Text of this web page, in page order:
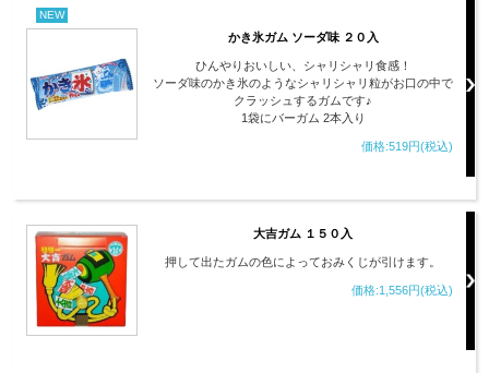
NEW
かき氷ガム ソーダ味 ２０入
ひんやりおいしい、シャリシャリ食感！
ソーダ味のかき氷のようなシャリシャリ粒がお口の中で
クラッシュするガムです♪
1袋にバーガム 2本入り
価格:519円(税込)
大吉ガム １５０入
押して出たガムの色によっておみくじが引けます。
価格:1,556円(税込)